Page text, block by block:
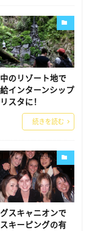
のリゾート地で
インターンシップ
スタに！
続きを読む
スキャニオンで
キーピングの有